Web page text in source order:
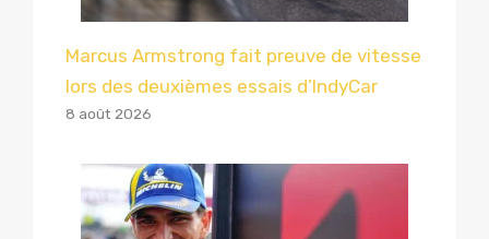
Marcus Armstrong fait preuve de vitesse
lors des deuxièmes essais d’IndyCar
8 août 2026